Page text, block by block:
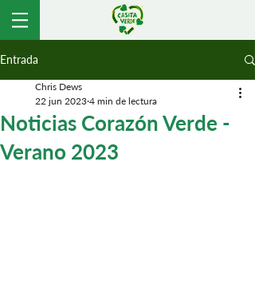
Entrada
Noticias Corazón Verde -
Verano 2023
Chris Dews
22 jun 2023 4 min de lectura